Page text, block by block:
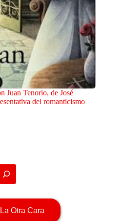
Juan Tenorio, de José
del romanticismo
Otra Cara